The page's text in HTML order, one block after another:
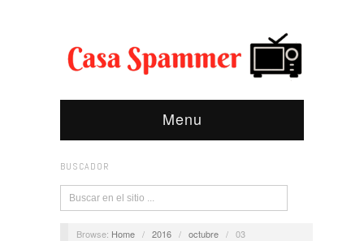
Menu
BUSCADOR
Browse: Home / 2016 / octubre / 03